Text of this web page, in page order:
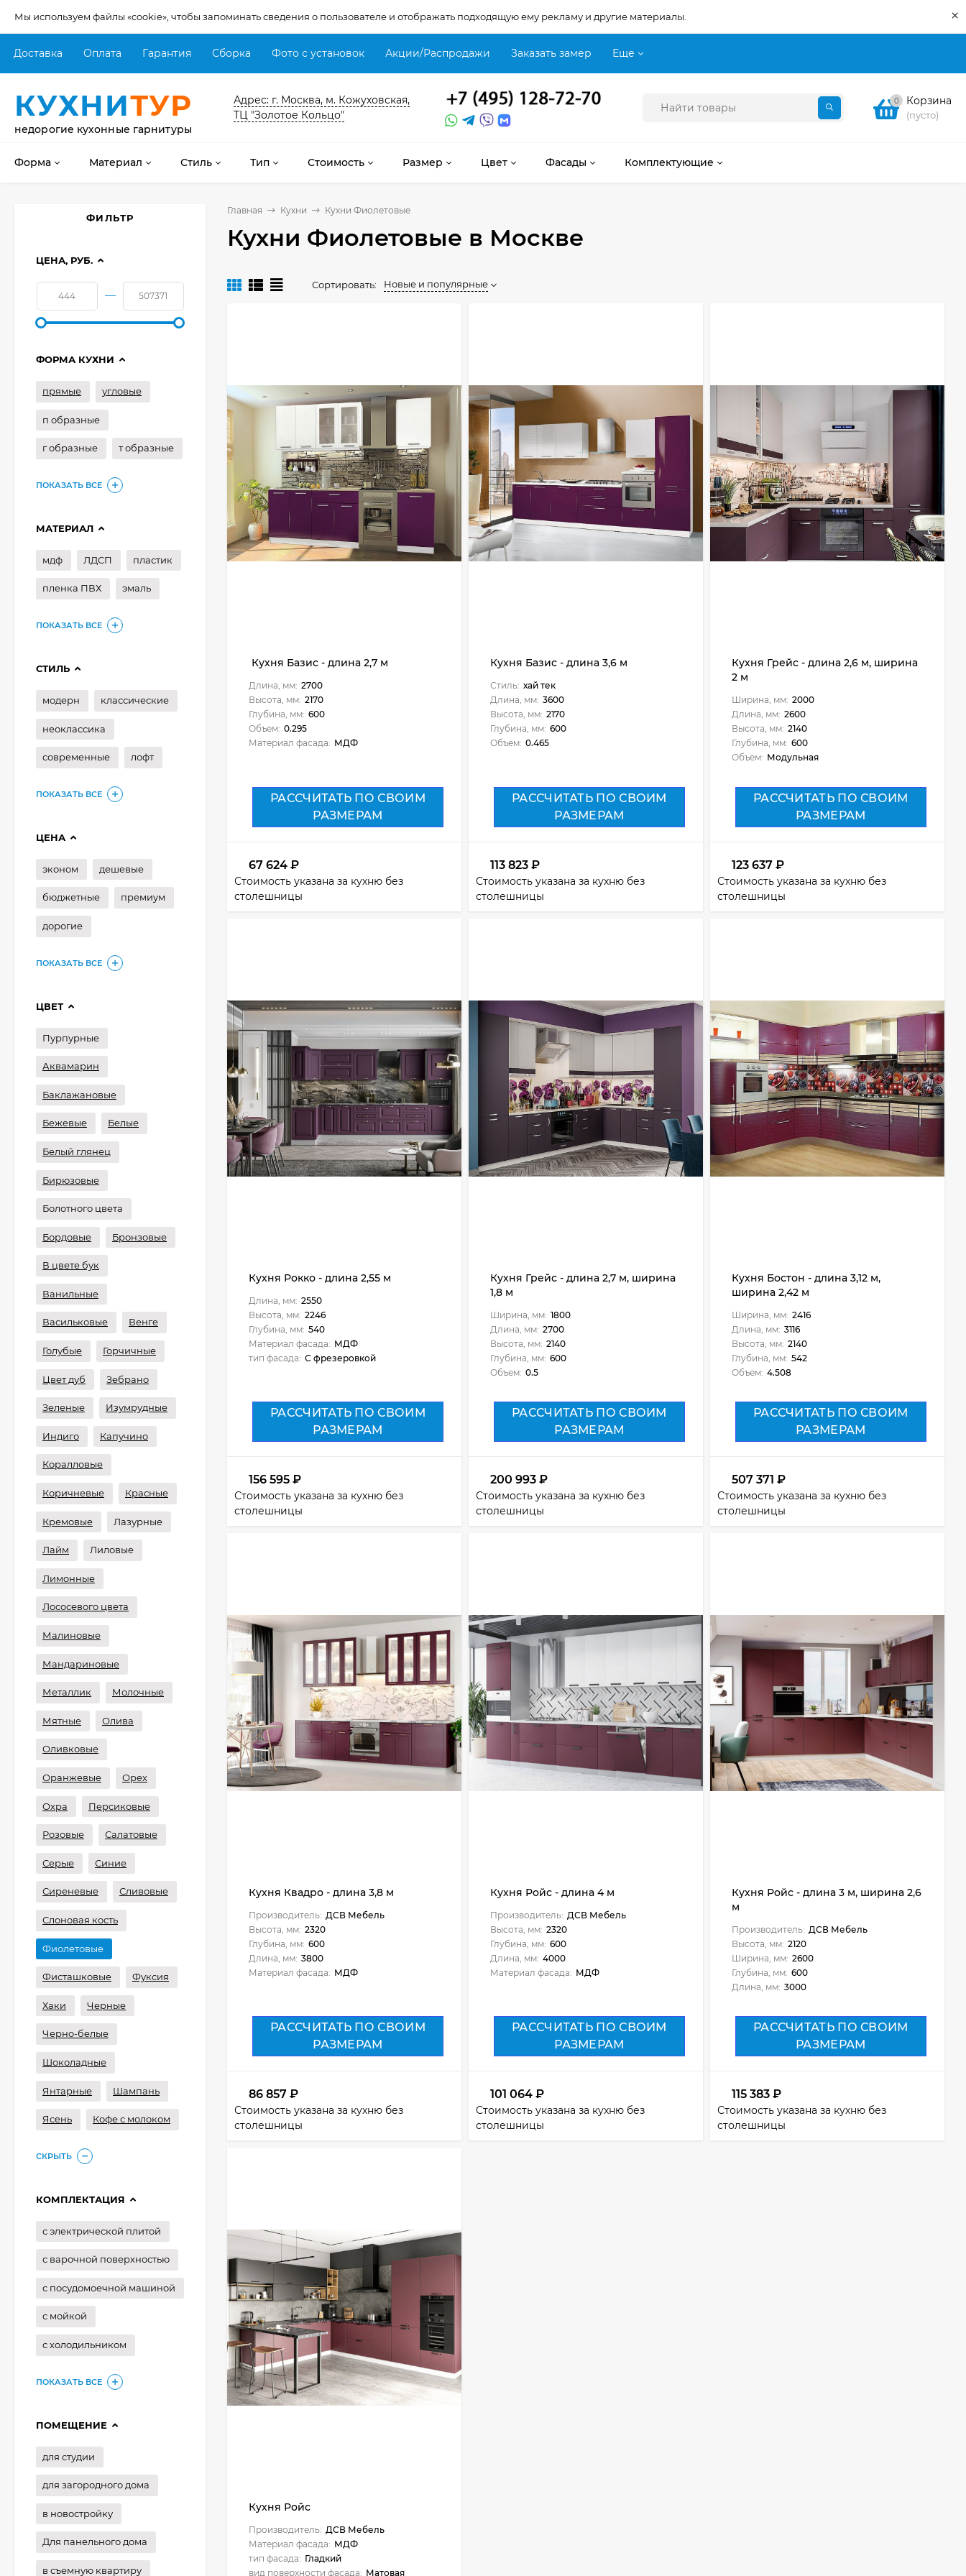
Мы используем файлы «cookie», чтобы запоминать сведения о пользователе и отображать подходящую ему рекламу и другие материалы. ×
Доставка Оплата Гарантия Сборка Фото с установок Акции/Распродажи Заказать замер Еще
КУХНИТУР
недорогие кухонные гарнитуры
Адрес: г. Москва, м. Кожуховская,
ТЦ "Золотое Кольцо"
0 Корзина
(пусто)
Форма Материал Стиль Тип Стоимость Размер Цвет Фасады Комплектующие
Главная Кухни Кухни Фиолетовые
Кухни Фиолетовые в Москве
Сортировать: Новые и популярные
Кухня Базис - длина 2,7 м
Длина, мм: 2700
Высота, мм: 2170
Глубина, мм: 600
Объем: 0.295
Материал фасада: МДФ
РАССЧИТАТЬ ПО СВОИМ
РАЗМЕРАМ
67 624 ₽
Стоимость указана за кухню без
столешницы
Кухня Базис - длина 3,6 м
Стиль: хай тек
Длина, мм: 3600
Высота, мм: 2170
Глубина, мм: 600
Объем: 0.465
РАССЧИТАТЬ ПО СВОИМ
РАЗМЕРАМ
113 823 ₽
Стоимость указана за кухню без
столешницы
Кухня Грейс - длина 2,6 м, ширина
2 м
Ширина, мм: 2000
Длина, мм: 2600
Высота, мм: 2140
Глубина, мм: 600
Объем: Модульная
РАССЧИТАТЬ ПО СВОИМ
РАЗМЕРАМ
123 637 ₽
Стоимость указана за кухню без
столешницы
Кухня Рокко - длина 2,55 м
Длина, мм: 2550
Высота, мм: 2246
Глубина, мм: 540
Материал фасада: МДФ
тип фасада: С фрезеровкой
РАССЧИТАТЬ ПО СВОИМ
РАЗМЕРАМ
156 595 ₽
Стоимость указана за кухню без
столешницы
Кухня Грейс - длина 2,7 м, ширина
1,8 м
Ширина, мм: 1800
Длина, мм: 2700
Высота, мм: 2140
Глубина, мм: 600
Объем: 0.5
РАССЧИТАТЬ ПО СВОИМ
РАЗМЕРАМ
200 993 ₽
Стоимость указана за кухню без
столешницы
Кухня Бостон - длина 3,12 м,
ширина 2,42 м
Ширина, мм: 2416
Длина, мм: 3116
Высота, мм: 2140
Глубина, мм: 542
Объем: 4.508
РАССЧИТАТЬ ПО СВОИМ
РАЗМЕРАМ
507 371 ₽
Стоимость указана за кухню без
столешницы
Кухня Квадро - длина 3,8 м
Производитель: ДСВ Мебель
Высота, мм: 2320
Глубина, мм: 600
Длина, мм: 3800
Материал фасада: МДФ
РАССЧИТАТЬ ПО СВОИМ
РАЗМЕРАМ
86 857 ₽
Стоимость указана за кухню без
столешницы
Кухня Ройс - длина 4 м
Производитель: ДСВ Мебель
Высота, мм: 2320
Глубина, мм: 600
Длина, мм: 4000
Материал фасада: МДФ
РАССЧИТАТЬ ПО СВОИМ
РАЗМЕРАМ
101 064 ₽
Стоимость указана за кухню без
столешницы
Кухня Ройс - длина 3 м, ширина 2,6
м
Производитель: ДСВ Мебель
Высота, мм: 2120
Ширина, мм: 2600
Глубина, мм: 600
Длина, мм: 3000
РАССЧИТАТЬ ПО СВОИМ
РАЗМЕРАМ
115 383 ₽
Стоимость указана за кухню без
столешницы
Кухня Ройс
Производитель: ДСВ Мебель
Материал фасада: МДФ
тип фасада: Гладкий
вид поверхности фасада: Матовая
ФИЛЬТР
ЦЕНА, РУБ.
—
ФОРМА КУХНИ
прямые угловые
п образные
г образные т образные
ПОКАЗАТЬ ВСЕ
МАТЕРИАЛ
мдф ЛДСП пластик
пленка ПВХ эмаль
ПОКАЗАТЬ ВСЕ
СТИЛЬ
модерн классические
неоклассика
современные лофт
ПОКАЗАТЬ ВСЕ
ЦЕНА
эконом дешевые
бюджетные премиум
дорогие
ПОКАЗАТЬ ВСЕ
ЦВЕТ
Пурпурные
Аквамарин
Баклажановые
Бежевые Белые
Белый глянец
Бирюзовые
Болотного цвета
Бордовые Бронзовые
В цвете бук
Ванильные
Васильковые Венге
Голубые Горчичные
Цвет дуб Зебрано
Зеленые Изумрудные
Индиго Капучино
Коралловые
Коричневые Красные
Кремовые Лазурные
Лайм Лиловые
Лимонные
Лососевого цвета
Малиновые
Мандариновые
Металлик Молочные
Мятные Олива
Оливковые
Оранжевые Орех
Охра Персиковые
Розовые Салатовые
Серые Синие
Сиреневые Сливовые
Слоновая кость
Фиолетовые
Фисташковые Фуксия
Хаки Черные
Черно-белые
Шоколадные
Янтарные Шампань
Ясень Кофе с молоком
СКРЫТЬ
КОМПЛЕКТАЦИЯ
с электрической плитой
с варочной поверхностью
с посудомоечной машиной
с мойкой
с холодильником
ПОКАЗАТЬ ВСЕ
ПОМЕЩЕНИЕ
для студии
для загородного дома
в новостройку
Для панельного дома
в съемную квартиру